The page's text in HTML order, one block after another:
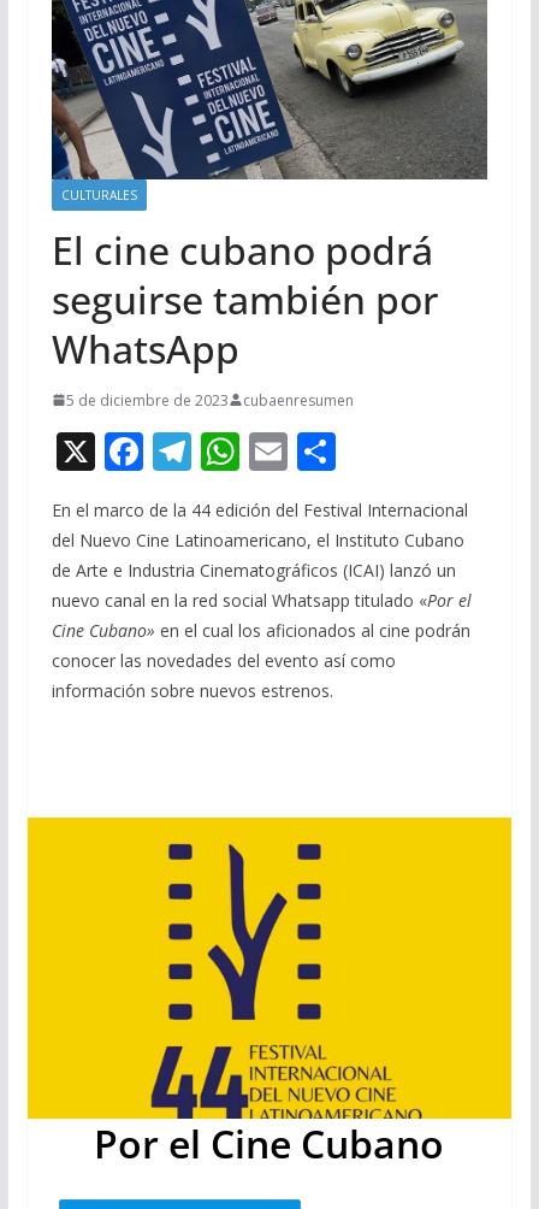
CULTURALES
El cine cubano podrá
seguirse también por
WhatsApp
5 de diciembre de 2023 cubaenresumen
X F
ac
e
b
o
o
k
T
e
gr
a
m
W
h
at
s
A
p
p
E
m
ai
l
C
m
p
ar
ti
r
En el marco de la 44 edición del Festival Internacional
del Nuevo Cine Latinoamericano, el Instituto Cubano
de Arte e Industria Cinematográficos (ICAI) lanzó un
nuevo canal en la red social Whatsapp titulado «Por el
Cine Cubano» en el cual los aficionados al cine podrán
conocer las novedades del evento así como
información sobre nuevos estrenos.
Por el Cine Cubano